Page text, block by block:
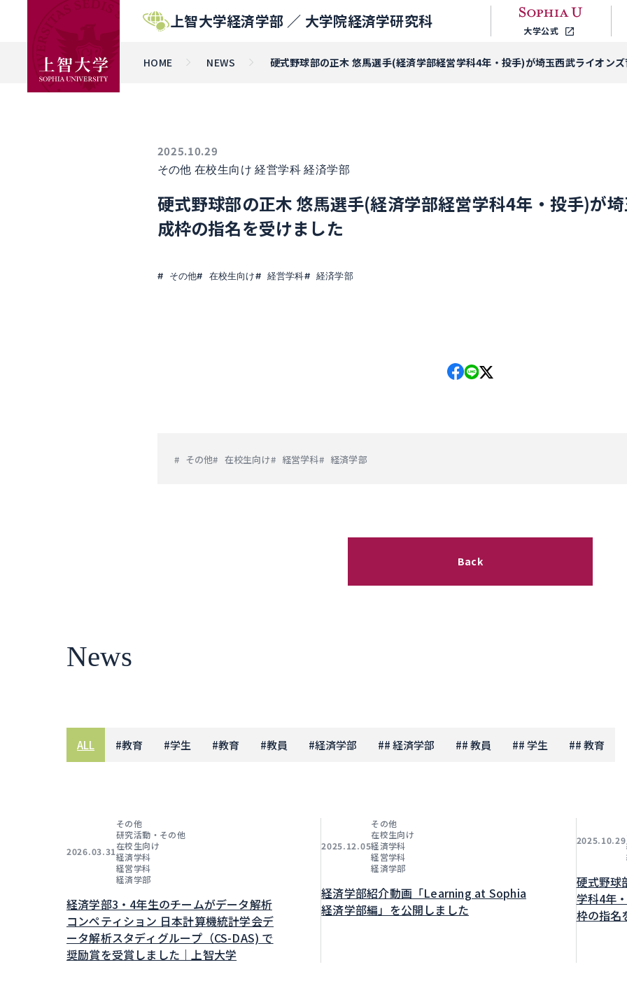
上智大学経済学部 ／ 大学院経済学研究科 大学公式
HOME NEWS 硬式野球部の正木 悠馬選手(経済学部経営学科4年・投手)が埼玉西武ライオン
2025.10.29
その他 在校生向け 経営学科 経済学部
硬式野球部の正木 悠馬選手(経済学部経営学科4年・投手)が
成枠の指名を受けました
その他 在校生向け 経営学科 経済学部
その他 在校生向け 経営学科 経済学部
Back
News
ALL #教育 #学生 #教育 #教員 #経済学部 ## 経済学部 ## 教員 ## 学生 ## 教育
2026.03.31
その他
研究活動・その他
在校生向け
経済学科
経営学科
経済学部
経済学部3・4年生のチームがデータ解析
コンペティション 日本計算機統計学会デ
ータ解析スタディグループ（CS-DAS) で
奨励賞を受賞しました｜上智大学
2025.12.05
その他
在校生向け
経済学科
経営学科
経済学部
経済学部紹介動画「Learning at Sophia
経済学部編」を公開しました
2025.10.29
硬式野球
学科4年
枠の指名